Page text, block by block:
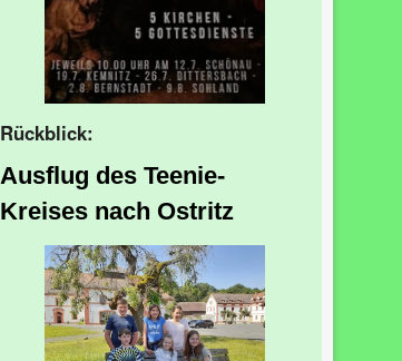
Rückblick:
Ausflug des Teenie-
Kreises nach Ostritz